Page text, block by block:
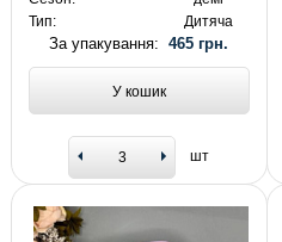
Тип:
Дитяча
За упакування:465 грн.
У кошик
шт